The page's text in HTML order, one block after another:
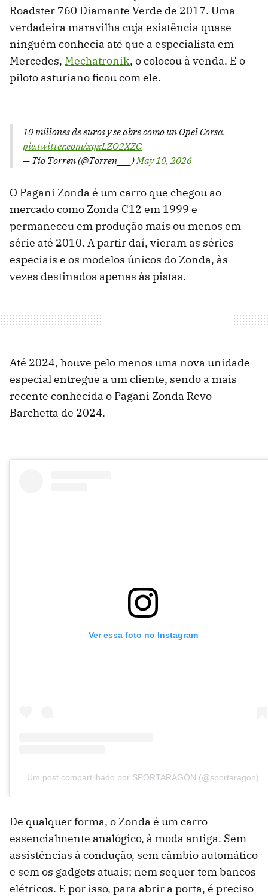
Roadster 760 Diamante Verde de 2017. Uma
verdadeira maravilha cuja existência quase
ninguém conhecia até que a especialista em
Mercedes, Mechatronik, o colocou à venda. E o
piloto asturiano ficou com ele.
10 millones de euros y se abre como un Opel Corsa.
pic.twitter.com/xqxLZO2XZG
— Tío Torren (@Torren___)May 10, 2026
O Pagani Zonda é um carro que chegou ao
mercado como Zonda C12 em 1999 e
permaneceu em produção mais ou menos em
série até 2010. A partir daí, vieram as séries
especiais e os modelos únicos do Zonda, às
vezes destinados apenas às pistas.
Até 2024, houve pelo menos uma nova unidade
especial entregue a um cliente, sendo a mais
recente conhecida o Pagani Zonda Revo
Barchetta de 2024.
Ver essa foto no Instagram
Um post compartilhado por SPORTARAGÓN (@sportaragon)
De qualquer forma, o Zonda é um carro
essencialmente analógico, à moda antiga. Sem
assistências à condução, sem câmbio automático
e sem os gadgets atuais; nem sequer tem bancos
elétricos. E por isso, para abrir a porta, é preciso